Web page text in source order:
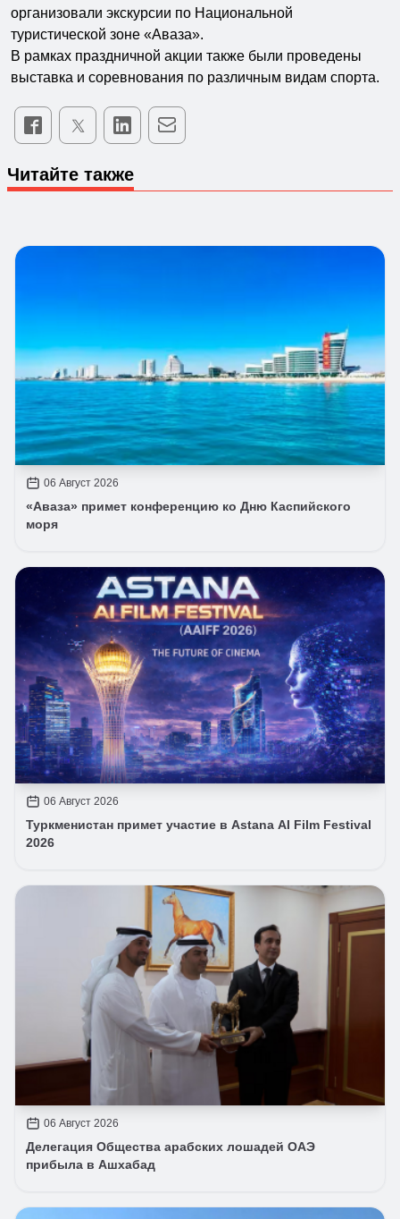
организовали экскурсии по Национальной
туристической зоне «Аваза».
В рамках праздничной акции также были проведены
выставка и соревнования по различным видам спорта.
Читайте также
06 Август 2026
«Аваза» примет конференцию ко Дню Каспийского
моря
06 Август 2026
Туркменистан примет участие в Astana AI Film Festival
2026
06 Август 2026
Делегация Общества арабских лошадей ОАЭ
прибыла в Ашхабад